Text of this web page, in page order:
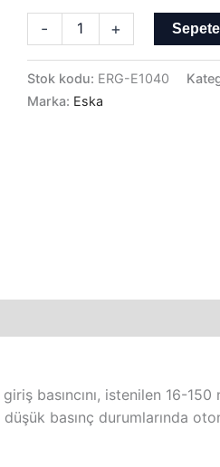
-
Basınç
Regülatörü
adet
+
Stok kodu: ERG-E1040
Marka: Eska
basıncını, istenilen 16-
basınç durumlarında